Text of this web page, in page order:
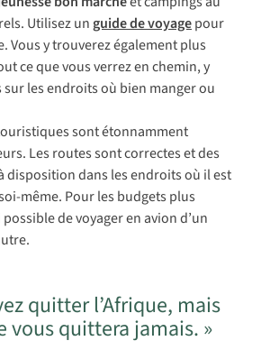
Utilisez un guide de voyagepour
Vous y trouverez également plus
ce que vous verrez en chemin, y
les endroits où bien manger ou
sont étonnamment
Les routes sont correctes et des
disposition dans les endroits où il est
même. Pour les budgets plus
de voyager en avion d’un
quitter l’Afrique, mais
vous quittera jamais. »